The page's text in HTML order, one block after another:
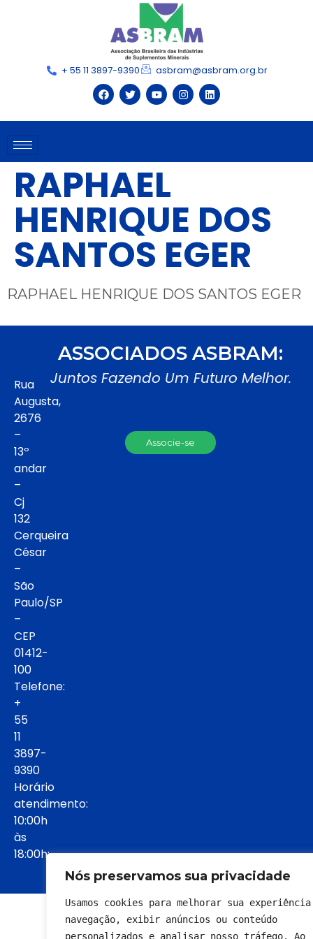
Nós preservamos sua privacidade
Usamos cookies para melhorar sua
navegação, exibir anúncios ou conteúdo
personalizados e analisar nosso tráfego. Ao
+ 55 11 3897-9390 asbram@asbram.org.br
RAPHAEL
HENRIQUE DOS
SANTOS EGER
RAPHAEL HENRIQUE DOS SANTOS EGER
Rua
Augusta,
2676
–
13º
andar
–
Cj
132
Cerqueira
César
–
São
Paulo/SP
–
CEP
01412-
100
Telefone:
+
55
11
3897-
9390
Horário
atendimento:
10:00h
às
18:00h:
ASSOCIADOS ASBRAM:
Juntos Fazendo Um Futuro Melhor.
Associe-se
© 2022 - Todos os direitos reservados